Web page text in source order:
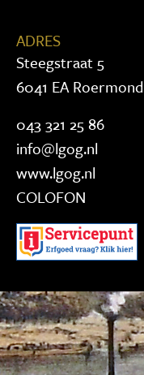
ADRES
Steegstraat 5
6041 EA Roermond
043 321 25 86
info@lgog.nl
www.lgog.nl
COLOFON